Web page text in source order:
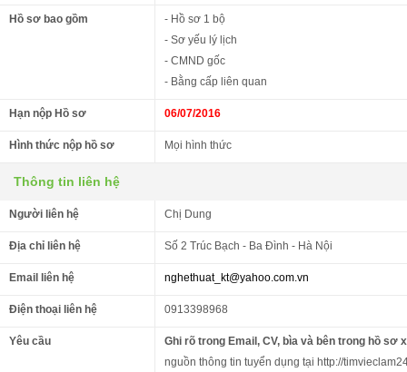
Hồ sơ bao gồm
- Hồ sơ 1 bộ
- Sơ yếu lý lịch
- CMND gốc
- Bằng cấp liên quan
Hạn nộp Hồ sơ 06/07/2016
Hình thức nộp hồ sơ Mọi hình thức
Thông tin liên hệ
Người liên hệ Chị Dung
Địa chỉ liên hệ Số 2 Trúc Bạch - Ba Đình - Hà Nội
Email liên hệ nghethuat_kt@yahoo.com.vn
Điện thoại liên hệ 0913398968
Yêu cầu
Ghi rõ trong Email, CV, bìa và bên trong hồ sơ
nguồn thông tin tuyển dụng tại http://